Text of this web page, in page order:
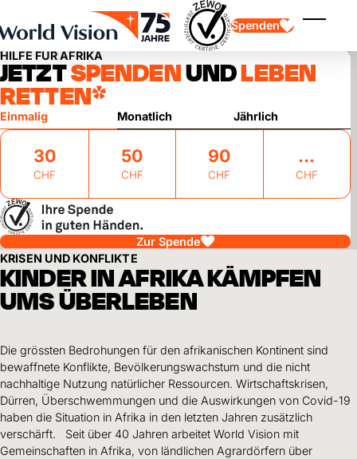
Spenden
Kinderpatenschaft
Kinderpatenschaft
Gönnerschaft
Freie Spende
Geschenkspende
Patenschaft für Kinder in Not
Thematische Spende
Testament und Legat
Philanthropie
Unternehmenskooperationen
Hilfe für Ukraine
Hilfe für Sudan
Hilfe für Afghanistan
Alle Nothilfe-Projekte
Vision und Werte
Schwerpunkte
Partner
Einsatzgebiete
Wirkung und Erfolge
Mittelverwendung
Jahresbericht und Finanzen
Lateinamerika
Naher Osten und Europa
HILFE FÜR AFRIKA
JETZTSPENDENUNDLEBEN
RETTEN*
Einmalig Monatlich Jährlich
30
CHF
50
CHF
90
CHF CHF
Zur Spende
KRISEN UND KONFLIKTE
KINDER IN AFRIKA KÄMPFEN
UMS ÜBERLEBEN
Die grössten Bedrohungen für den afrikanischen Kontinent sind
bewaffnete Konflikte, Bevölkerungswachstum und die nicht
nachhaltige Nutzung natürlicher Ressourcen. Wirtschaftskrisen,
Dürren, Überschwemmungen und die Auswirkungen von Covid-19
haben die Situation in Afrika in den letzten Jahren zusätzlich
verschärft.
Seit über 40 Jahren arbeitet World Vision mit
Gemeinschaften in Afrika, von ländlichen Agrardörfern über